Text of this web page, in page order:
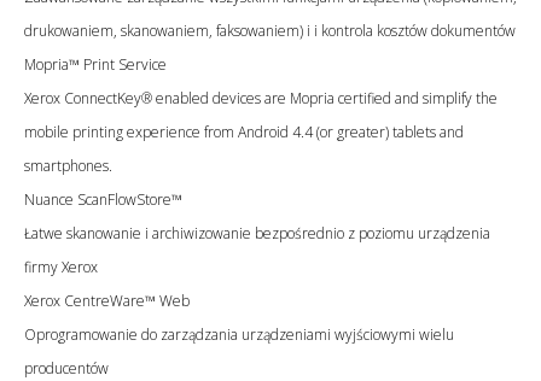
drukowaniem, skanowaniem, faksowaniem) i i kontrola kosztów dokumentów
Mopria™ Print Service
Xerox ConnectKey® enabled devices are Mopria certified and simplify the
mobile printing experience from Android 4.4 (or greater) tablets and
smartphones.
Nuance ScanFlowStore™
Łatwe skanowanie i archiwizowanie bezpośrednio z poziomu urządzenia
firmy Xerox
Xerox CentreWare™ Web
Oprogramowanie do zarządzania urządzeniami wyjściowymi wielu
producentów